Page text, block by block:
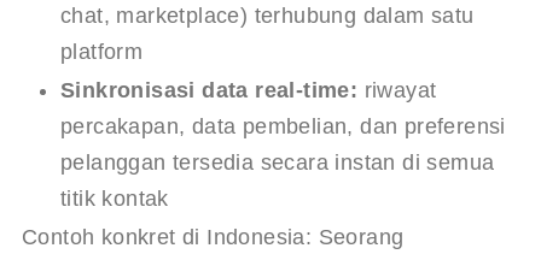
chat, marketplace) terhubung dalam satu
platform
Sinkronisasi data real-time: riwayat
percakapan, data pembelian, dan preferensi
pelanggan tersedia secara instan di semua
titik kontak
Contoh konkret di Indonesia: Seorang